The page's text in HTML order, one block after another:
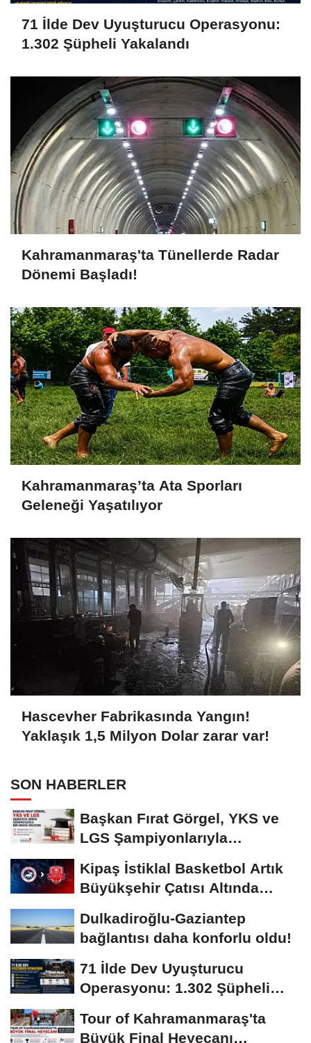
71 İlde Dev Uyuşturucu Operasyonu:
1.302 Şüpheli Yakalandı
Kahramanmaraş'ta Tünellerde Radar
Dönemi Başladı!
Kahramanmaraş’ta Ata Sporları
Geleneği Yaşatılıyor
Hascevher Fabrikasında Yangın!
Yaklaşık 1,5 Milyon Dolar zarar var!
SON HABERLER
Başkan Fırat Görgel, YKS ve
LGS Şampiyonlarıyla
Buluşacak
Kipaş İstiklal Basketbol Artık
Büyükşehir Çatısı Altında
Dulkadiroğlu-Gaziantep
bağlantısı daha konforlu oldu!
71 İlde Dev Uyuşturucu
Operasyonu: 1.302 Şüpheli
Tour of Kahramanmaraş'ta
Büyük Final Heyecanı